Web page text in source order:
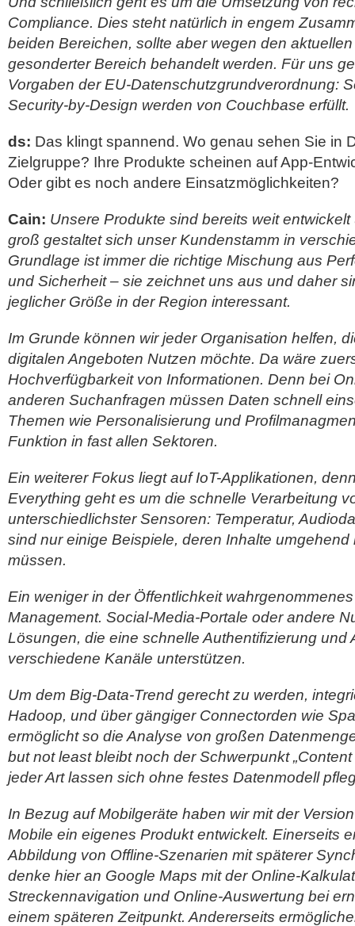
Compliance. Dies steht natürlich in engem
beiden Bereichen, sollte aber wegen den
gesonderter Bereich behandelt werden. Für uns
Vorgaben der EU-Datenschutzgrundverordnung:
Security-by-Design werden von Couchbase erfüllt.
ds: Das klingt spannend. Wo genau sehen Sie in
Zielgruppe? Ihre Produkte scheinen auf App-
Oder gibt es noch andere Einsatzmöglichkeiten?
Cain: Unsere Produkte sind bereits weit
groß gestaltet sich unser Kundenstamm in
Grundlage ist immer die richtige Mischung aus
und Sicherheit – sie zeichnet uns aus und daher
jeglicher Größe in der Region interessant.
Im Grunde können wir jeder Organisation helfen,
digitalen Angeboten Nutzen möchte. Da wäre
Hochverfügbarkeit von Informationen. Denn bei
anderen Suchanfragen müssen Daten schnell
Themen wie Personalisierung und
Funktion in fast allen Sektoren.
Ein weiterer Fokus liegt auf IoT-Applikationen,
Everything geht es um die schnelle Verarbeitung
unterschiedlichster Sensoren: Temperatur,
sind nur einige Beispiele, deren Inhalte umgehend
müssen.
Ein weniger in der Öffentlichkeit
Management. Social-Media-Portale oder andere
Lösungen, die eine schnelle Authentifizierung und
verschiedene Kanäle unterstützen.
Um dem Big-Data-Trend gerecht zu werden,
Hadoop, und über gängiger Connectorden wie
ermöglicht so die Analyse von großen
but not least bleibt noch der Schwerpunkt
jeder Art lassen sich ohne festes Datenmodell
In Bezug auf Mobilgeräte haben wir mit der
Mobile ein eigenes Produkt entwickelt. Einerseits
Abbildung von Offline-Szenarien mit späterer
denke hier an Google Maps mit der Online-
Streckennavigation und Online-Auswertung bei
einem späteren Zeitpunkt. Andererseits